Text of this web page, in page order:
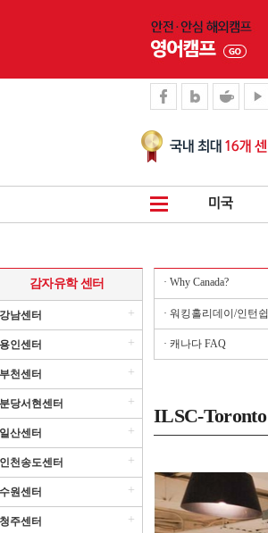
감자유학 센터
남센터 +
인센터 +
천센터 +
당서현센터 +
산센터 +
천송도센터 +
원센터 +
주센터 +
· Why Canada?
· 워킹홀리데이/인턴쉽
· 캐나다 FAQ
ILSC-Toronto